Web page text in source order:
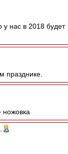
у нас в 2018 будет
празднике.
ножовка
-